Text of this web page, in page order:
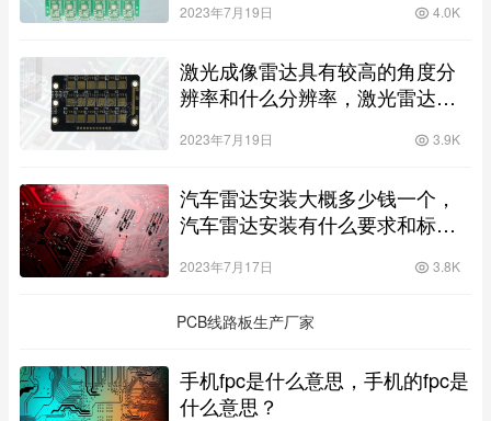
2023年7月19日 4.0K
激光成像雷达具有较高的角度分
辨率和什么分辨率，激光雷达成
2023年7月19日 3.9K
汽车雷达安装大概多少钱一个，
汽车雷达安装有什么要求和标准
2023年7月17日 3.8K
PCB线路板生产厂家
手机fpc是什么意思，手机的fpc是
什么意思？